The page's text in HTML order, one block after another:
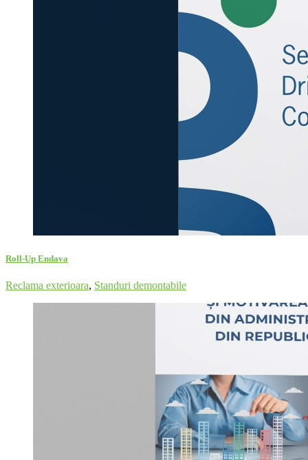
Roll-Up Endava
Reclama exterioara, Standuri demontabile